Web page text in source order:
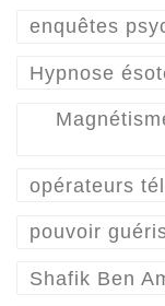
enquêtes
Hypnose
opérateurs
pouvoir
Shafik Ben